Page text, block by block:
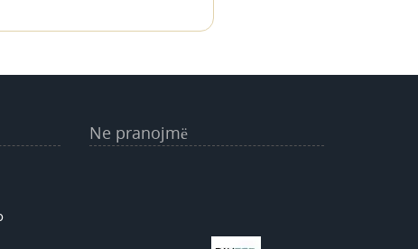
Ne pranojmë